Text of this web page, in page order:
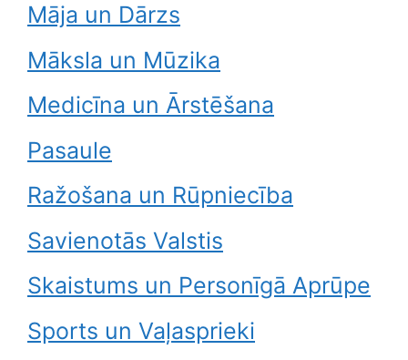
Māja un Dārzs
Māksla un Mūzika
Medicīna un Ārstēšana
Pasaule
Ražošana un Rūpniecība
Savienotās Valstis
Skaistums un Personīgā Aprūpe
Sports un Vaļasprieki